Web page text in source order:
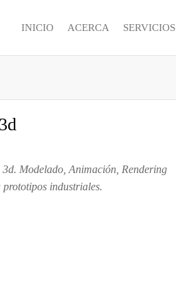
INICIO ACERCA SERVICIOS
Modelado, Animación, Rendering
industriales.